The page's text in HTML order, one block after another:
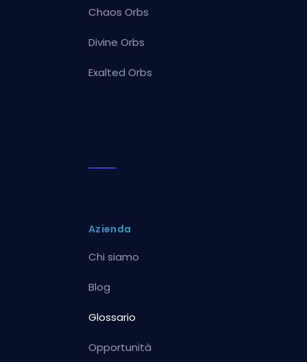
Chaos Orbs
Divine Orbs
Exalted Orbs
Azienda
Chi siamo
Blog
Glossario
Opportunità